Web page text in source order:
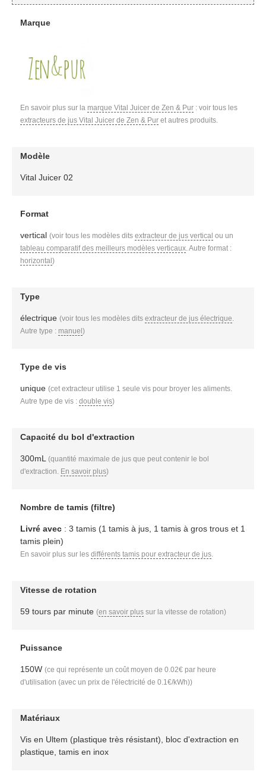
Marque
En savoir plus sur la marque Vital Juicer de Zen & Pur: voir tous les
extracteurs de jus Vital Juicer de Zen & Puret autres produits.
Modèle
Vital Juicer 02
Format
vertical (voir tous les modèles dits extracteur de jus vertical ou un
tableau comparatif des meilleurs modèles verticaux. Autre format :
horizontal )
Type
électrique (voir tous les modèles dits extracteur de jus électrique.
Autre type : manuel )
Type de vis
unique (cet extracteur utilise 1 seule vis pour broyer les aliments.
Autre type de vis : double vis)
Capacité du bol d'extraction
300mL (quantité maximale de jus que peut contenir le bol
d'extraction. En savoir plus)
Nombre de tamis (filtre)
Livré avec: 3 tamis (1 tamis à jus, 1 tamis à gros trous et 1
tamis plein)
En savoir plus sur les différents tamis pour extracteur de jus.
Vitesse de rotation
59 tours par minute (en savoir plussur la vitesse de rotation)
Puissance
150W (ce qui représente un coût moyen de 0.02€ par heure
d'utilisation (avec un prix de l'électricité de 0.1€/kWh))
Matériaux
Vis en Ultem (plastique très résistant), bloc d'extraction en
plastique, tamis en inox